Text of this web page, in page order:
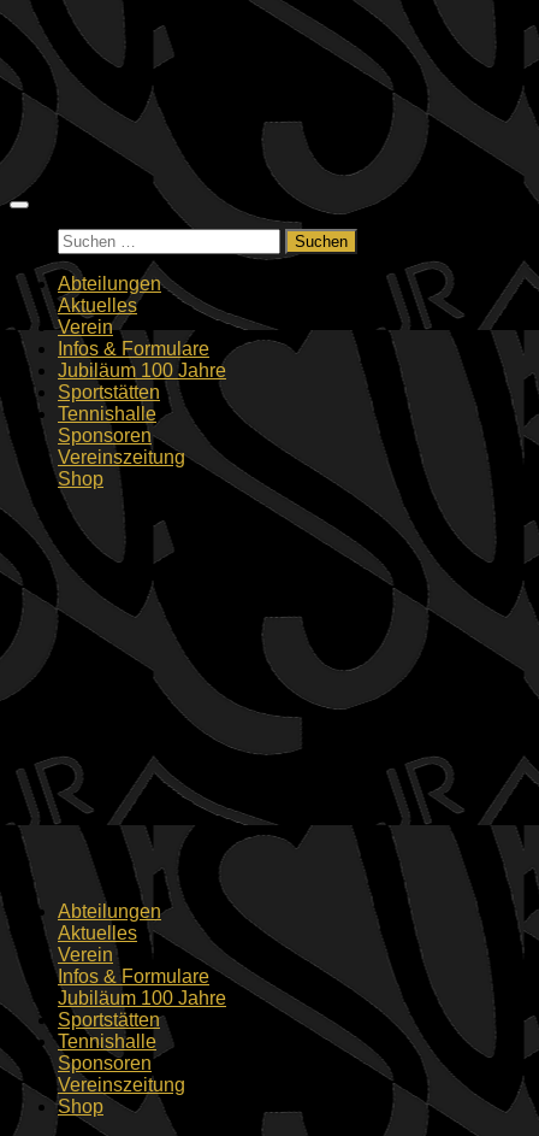
Zum
Inhalt
springen
Suchen
nach:
Abteilungen
Aktuelles
Verein
Infos & Formulare
Jubiläum 100 Jahre
Sportstätten
Tennishalle
Sponsoren
Vereinszeitung
Shop
Abteilungen
Aktuelles
Verein
Infos & Formulare
Jubiläum 100 Jahre
Sportstätten
Tennishalle
Sponsoren
Vereinszeitung
Shop